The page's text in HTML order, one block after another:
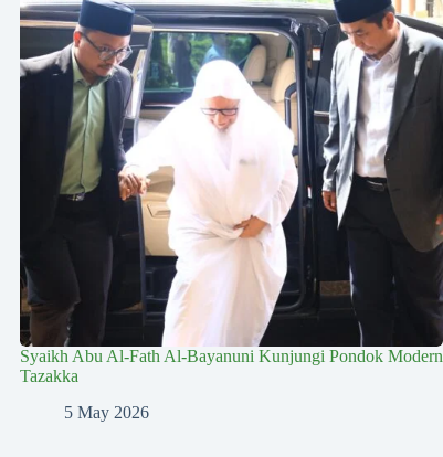
Syaikh Abu Al-Fath Al-Bayanuni Kunjungi Pondok Modern
Tazakka
5 May 2026